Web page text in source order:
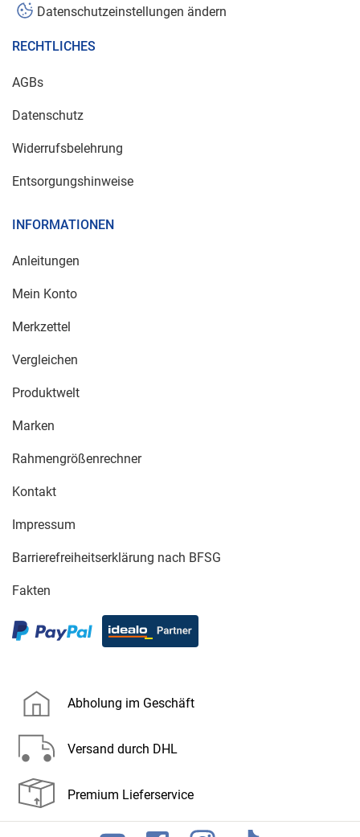
Datenschutzeinstellungen ändern
RECHTLICHES
AGBs
Datenschutz
Widerrufsbelehrung
Entsorgungshinweise
INFORMATIONEN
Anleitungen
Mein Konto
Merkzettel
Vergleichen
Produktwelt
Marken
Rahmengrößenrechner
Kontakt
Impressum
Barrierefreiheitserklärung nach BFSG
Fakten
Abholung im Geschäft
Versand durch DHL
Premium Lieferservice